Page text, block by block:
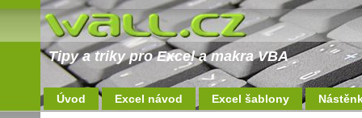
Tipy a triky pro Excel a makra VBA
Úvod Excel návod Excel šablony